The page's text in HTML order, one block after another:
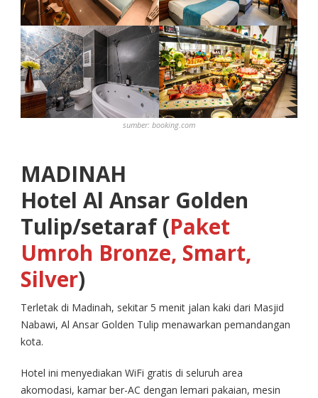
sumber: booking.com
MADINAH
Hotel Al Ansar Golden
Tulip/setaraf (Paket
Umroh Bronze, Smart,
Silver)
Terletak di Madinah, sekitar 5 menit jalan kaki dari Masjid
Nabawi, Al Ansar Golden Tulip menawarkan pemandangan
kota.
Hotel ini menyediakan WiFi gratis di seluruh area
akomodasi, kamar ber-AC dengan lemari pakaian, mesin